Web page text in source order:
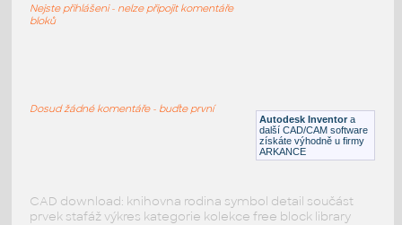
DWG Čerpadla
Autodesk Inventor a
další CAD/CAM software
získáte výhodně u firmy
ARKANCE
Nejste přihlášeni - nelze připojit komentáře
bloků
Dosud žádné komentáře - buďte první
CAD download: knihovna rodina symbol detail součást
prvek stafáž výkres kategorie kolekce free block library